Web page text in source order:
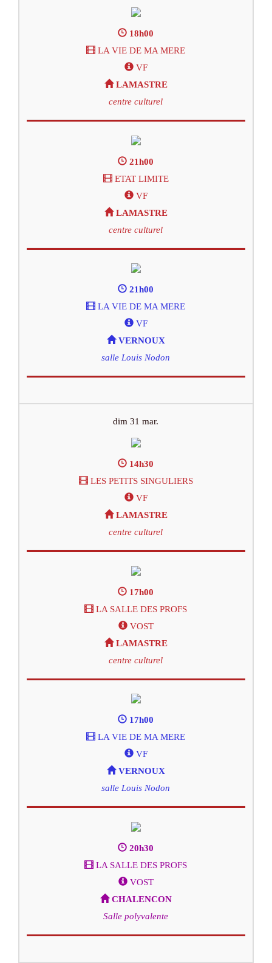
18h00
LA VIE DE MA MERE
VF
LAMASTRE
centre culturel
21h00
ETAT LIMITE
VF
LAMASTRE
centre culturel
21h00
LA VIE DE MA MERE
VF
VERNOUX
salle Louis Nodon
dim 31 mar.
14h30
LES PETITS SINGULIERS
VF
LAMASTRE
centre culturel
17h00
LA SALLE DES PROFS
VOST
LAMASTRE
centre culturel
17h00
LA VIE DE MA MERE
VF
VERNOUX
salle Louis Nodon
20h30
LA SALLE DES PROFS
VOST
CHALENCON
Salle polyvalente